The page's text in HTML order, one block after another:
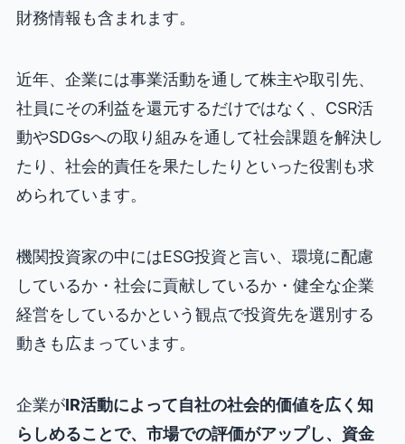
財務情報も含まれます。
近年、企業には事業活動を通して株主や取引先、
社員にその利益を還元するだけではなく、CSR活
動やSDGsへの取り組みを通して社会課題を解決し
たり、社会的責任を果たしたりといった役割も求
められています。
機関投資家の中にはESG投資と言い、環境に配慮
しているか・社会に貢献しているか・健全な企業
経営をしているかという観点で投資先を選別する
動きも広まっています。
企業がIR活動によって自社の社会的価値を広く知
らしめることで、市場での評価がアップし、資金